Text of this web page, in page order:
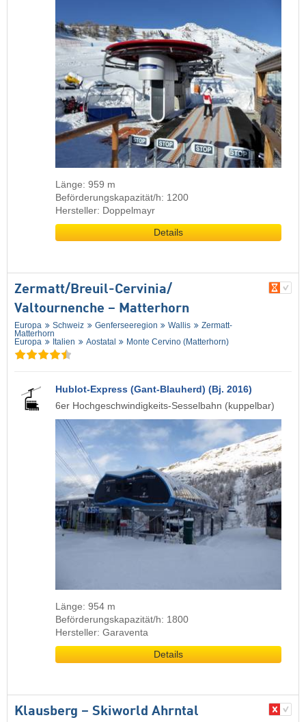
Länge: 959 m
Beförderungskapazität/h: 1200
Hersteller: Doppelmayr
Details
Zermatt/​Breuil-Cervinia/​
Valtournenche – Matterhorn
Europa Schweiz Genferseeregion Wallis
Zermatt-
Matterhorn
Europa
Italien Aostatal Monte Cervino (Matterhorn)
Hublot-Express (Gant-Blauherd) (Bj. 2016)
6er Hochgeschwindigkeits-Sesselbahn (kuppelbar)
Länge: 954 m
Beförderungskapazität/h: 1800
Hersteller: Garaventa
Details
Klausberg – Skiworld Ahrntal